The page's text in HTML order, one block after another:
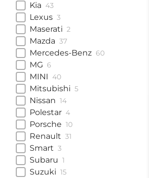
Kia 43
Lexus 3
Maserati 2
Mazda 37
Mercedes-Benz 60
MG 6
MINI 40
Mitsubishi 5
Nissan 14
Polestar 4
Porsche 10
Renault 31
Smart 3
Subaru 1
Suzuki 15